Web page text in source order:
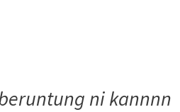
ni kannnn